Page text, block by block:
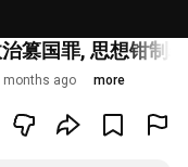
篡国罪, 思想钳制
months ago more